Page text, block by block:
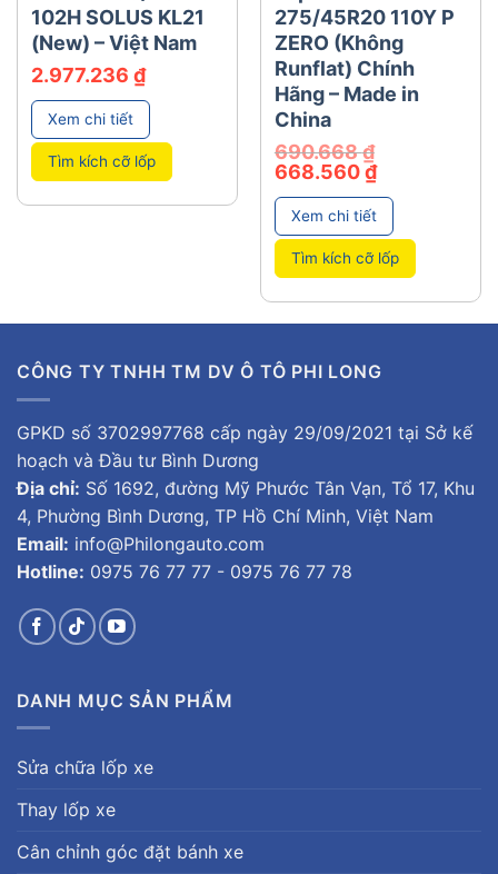
102H SOLUS KL21
(New) – Việt Nam
2.977.236 ₫
Xem chi tiết
Tìm kích cỡ lốp
275/45R20 110Y P
ZERO (Không
Runflat) Chính
Hãng – Made in
China
690.668₫
Giá
gốc
là:
690.668 ₫.
668.560₫Giá
hiện
tại
là:
668.560 ₫.
Xem chi tiết
Tìm kích cỡ lốp
CÔNG TY TNHH TM DV Ô TÔ PHI LONG
GPKD số 3702997768 cấp ngày 29/09/2021 tại Sở kế
hoạch và Đầu tư Bình Dương
Địa chỉ: Số 1692, đường Mỹ Phước Tân Vạn, Tổ 17, Khu
4, Phường Bình Dương, TP Hồ Chí Minh, Việt Nam
Email: info@Philongauto.com
Hotline: 0975 76 77 77 - 0975 76 77 78
DANH MỤC SẢN PHẨM
Sửa chữa lốp xe
Thay lốp xe
Cân chỉnh góc đặt bánh xe